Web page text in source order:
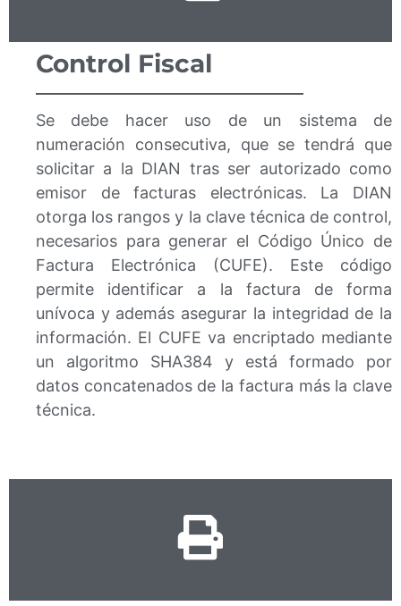
Control Fiscal
Se debe hacer uso de un sistema de
numeración consecutiva, que se tendrá que
solicitar a la DIAN tras ser autorizado como
emisor de facturas electrónicas. La DIAN
otorga los rangos y la clave técnica de control,
necesarios para generar el Código Único de
Factura Electrónica (CUFE). Este código
permite identificar a la factura de forma
unívoca y además asegurar la integridad de la
información. El CUFE va encriptado mediante
un algoritmo SHA384 y está formado por
datos concatenados de la factura más la clave
técnica.